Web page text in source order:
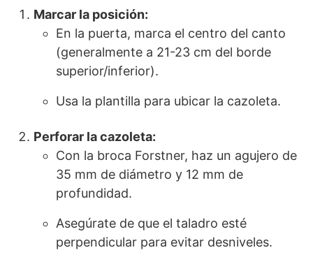
Marcar la posición:
En la puerta, marca el centro del canto
(generalmente a 21-23 cm del borde
superior/inferior).
Usa la plantilla para ubicar la cazoleta.
Perforar la cazoleta:
Con la broca Forstner, haz un agujero de
35 mm de diámetro y 12 mm de
profundidad.
Asegúrate de que el taladro esté
perpendicular para evitar desniveles.